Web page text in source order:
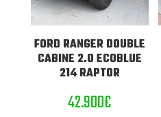
FORD RANGER DOUBLE
CABINE 2.0 ECOBLUE
214 RAPTOR
42.900€